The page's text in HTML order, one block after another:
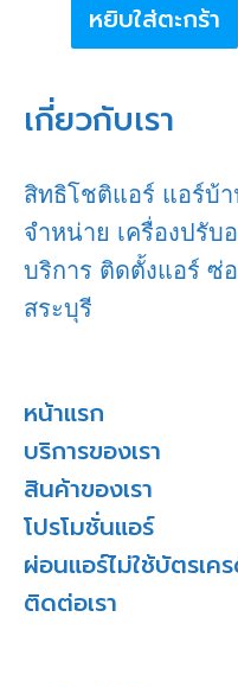
หยิบใส่ตะกร้า
เกี่ยวกับเรา
สิทธิโชติแอร์ แอร์บ้
จำหน่าย เครื่องปรับ
บริการ ติดตั้งแอร์ ซ่
สระบุรี
หน้าแรก
บริการของเรา
สินค้าของเรา
โปรโมชั่นแอร์
ผ่อนแอร์ไม่ใช้บัตรเค
ติดต่อเรา